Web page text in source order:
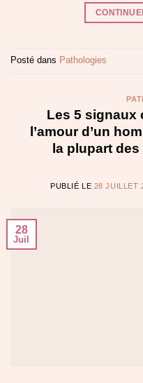
Posté dans Pathologies
Les 5 signaux
l’amour d’un
la plupart
PUBLIÉ LE 28 JUILLET
28
Juil